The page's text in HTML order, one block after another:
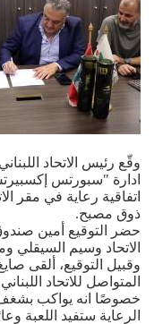
وقّع رئيس الاتحاد
ادارة "سبورتس
اتفاقية رعاية في مقر
ذوق مصبح.
حضر التوقيع أمين
الاتحاد وسيم السيقلي
وقبيل التوقيع، ألقى
المتواصل للاتحاد
خصوصًا انه يواكب بشغف
الرعاية ستفيد اللعبة